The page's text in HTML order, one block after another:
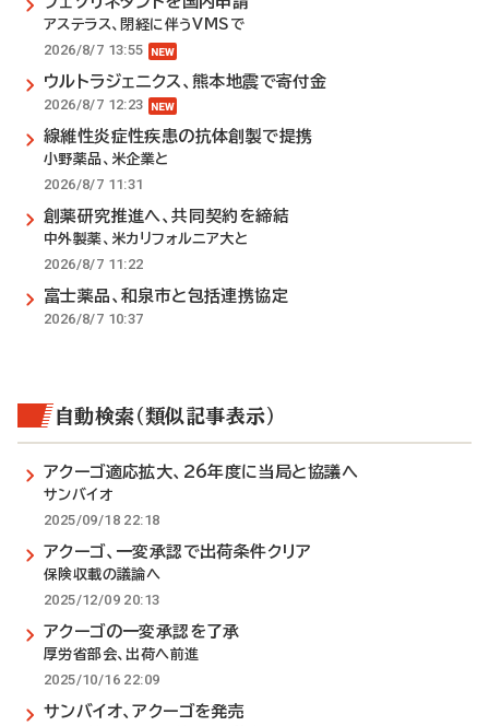
アステラス、閉経に伴うVMSで
2026/8/7 13:55
ウルトラジェニクス、熊本地震で寄付金
2026/8/7 12:23
線維性炎症性疾患の抗体創製で提携
小野薬品、米企業と
2026/8/7 11:31
創薬研究推進へ、共同契約を締結
中外製薬、米カリフォルニア大と
2026/8/7 11:22
富士薬品、和泉市と包括連携協定
2026/8/7 10:37
自動検索（類似記事表示）
アクーゴ適応拡大、26年度に当局と協議へ
サンバイオ
2025/09/18 22:18
アクーゴ、一変承認で出荷条件クリア
保険収載の議論へ
2025/12/09 20:13
アクーゴの一変承認を了承
厚労省部会、出荷へ前進
2025/10/16 22:09
サンバイオ、アクーゴを発売